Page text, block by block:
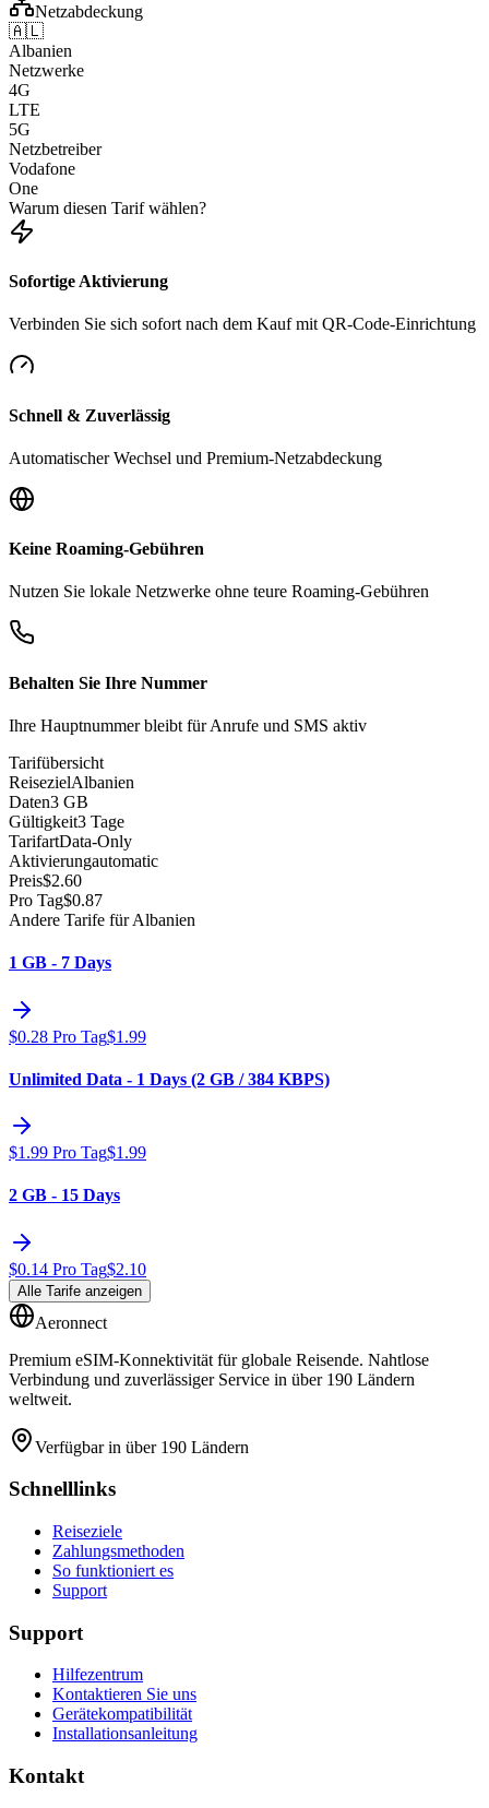
Netzabdeckung
🇦🇱
Albanien
Netzwerke
4G
LTE
5G
Netzbetreiber
Vodafone
One
Warum diesen Tarif wählen?
Sofortige Aktivierung
Verbinden Sie sich sofort nach dem Kauf mit QR-Code-Einrichtung
Schnell & Zuverlässig
Automatischer Wechsel und Premium-Netzabdeckung
Keine Roaming-Gebühren
Nutzen Sie lokale Netzwerke ohne teure Roaming-Gebühren
Behalten Sie Ihre Nummer
Ihre Hauptnummer bleibt für Anrufe und SMS aktiv
Tarifübersicht
ReisezielAlbanien
Daten3 GB
Gültigkeit3 Tage
TarifartData-Only
Aktivierungautomatic
Preis$2.60
Pro Tag$0.87
Andere Tarife für Albanien
1 GB - 7 Days
$0.28 Pro Tag$1.99
Unlimited Data - 1 Days (2 GB / 384 KBPS)
$1.99 Pro Tag$1.99
2 GB - 15 Days
$0.14 Pro Tag$2.10
Alle Tarife anzeigen
Aeronnect
Premium eSIM-Konnektivität für globale Reisende. Nahtlose
Verbindung und zuverlässiger Service in über 190 Ländern
weltweit.
Verfügbar in über 190 Ländern
Schnelllinks
Reiseziele
Zahlungsmethoden
So funktioniert es
Support
Support
Hilfezentrum
Kontaktieren Sie uns
Gerätekompatibilität
Installationsanleitung
Kontakt